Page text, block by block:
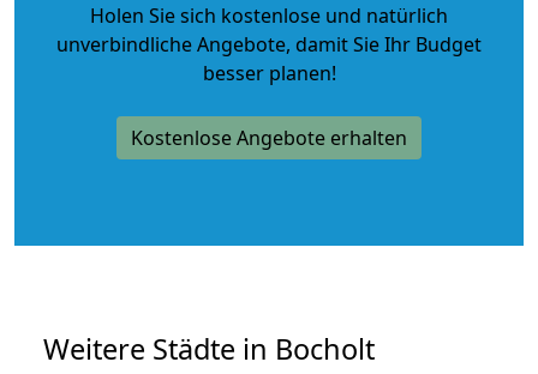
Holen Sie sich kostenlose und natürlich
unverbindliche Angebote, damit Sie Ihr Budget
besser planen!
Kostenlose Angebote erhalten
Weitere Städte in Bocholt